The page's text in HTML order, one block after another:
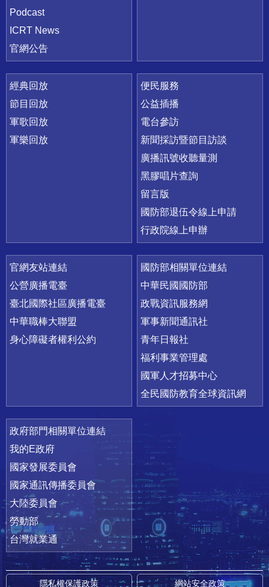
Podcast
ICRT News
官網公告
經典回放
節目回放
軍歌回放
軍樂回放
便民服務
公益插播
電台參訪
新聞採訪暨節目訪談
廣播訊號收聽量測
黑膠唱片查詢
留言版
國防部退伍令線上申請
行政院線上申辦
官網友站連結
公營廣播電臺
臺北國際社區廣播電臺
中華職棒大聯盟
身心障礙者權利公約
國防部相關單位連結
中華民國國防部
政戰資訊服務網
軍事新聞通訊社
青年日報社
福利事業管理處
國軍人才招募中心
全民國防教育全球資訊網
政府部門相關單位連結
我的E政府
國家發展委員會
國家通訊傳播委員會
大陸委員會
勞動部
台灣就業通
隱私權保護政策 網站安全政策